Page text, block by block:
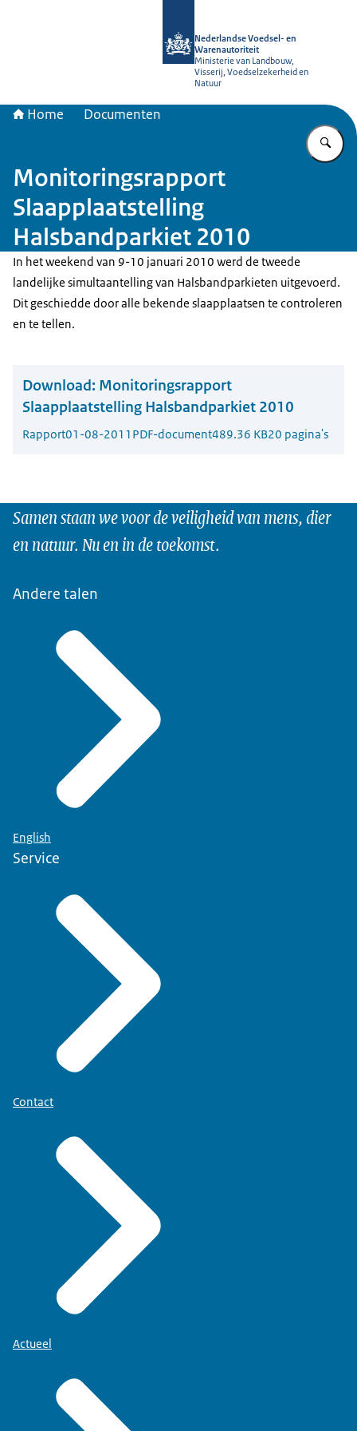
Nederlandse Voedsel- en
Warenautoriteit
Ministerie van Landbouw,
Visserij, Voedselzekerheid en
Natuur
Home Documenten
Monitoringsrapport
Slaapplaatstelling
Halsbandparkiet 2010
In het weekend van 9-10 januari 2010 werd de tweede
landelijke simultaantelling van Halsbandparkieten uitgevoerd.
Dit geschiedde door alle bekende slaapplaatsen te controleren
en te tellen.
Download: Monitoringsrapport
Slaapplaatstelling Halsbandparkiet 2010
Rapport01-08-2011 PDF-document489.36 KB20 pagina's
Samen staan we voor de veiligheid van mens, dier
en natuur. Nu en in de toekomst.
Andere talen
English
Service
Contact
Actueel